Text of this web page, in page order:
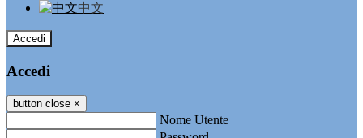
中文
Accedi
Accedi
button close ×
Nome Utente